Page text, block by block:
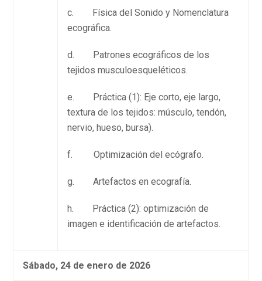
c. Física del Sonido y Nomenclatura
ecográfica.
d. Patrones ecográficos de los
tejidos musculoesqueléticos.
e. Práctica (1): Eje corto, eje largo,
textura de los tejidos: músculo, tendón,
nervio, hueso, bursa).
f. Optimización del ecógrafo.
g. Artefactos en ecografía.
h. Práctica (2): optimización de
imagen e identificación de artefactos.
Sábado, 24 de enero de 2026